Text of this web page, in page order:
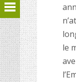
le